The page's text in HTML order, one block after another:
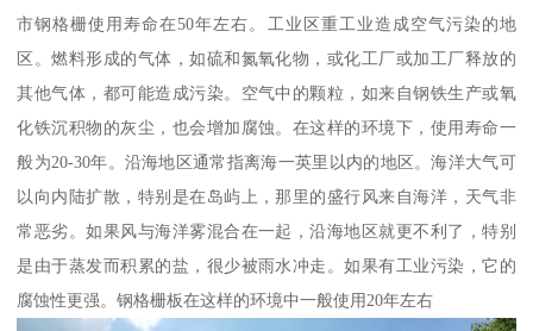
市钢格栅使用寿命在50年左右。工业区重工业造成空气污染的地
区。燃料形成的气体，如硫和氮氧化物，或化工厂或加工厂释放的
其他气体，都可能造成污染。空气中的颗粒，如来自钢铁生产或氧
化铁沉积物的灰尘，也会增加腐蚀。在这样的环境下，使用寿命一
般为20-30年。沿海地区通常指离海一英里以内的地区。海洋大气可
以向内陆扩散，特别是在岛屿上，那里的盛行风来自海洋，天气非
常恶劣。如果风与海洋雾混合在一起，沿海地区就更不利了，特别
是由于蒸发而积累的盐，很少被雨水冲走。如果有工业污染，它的
腐蚀性更强。钢格栅板在这样的环境中一般使用20年左右